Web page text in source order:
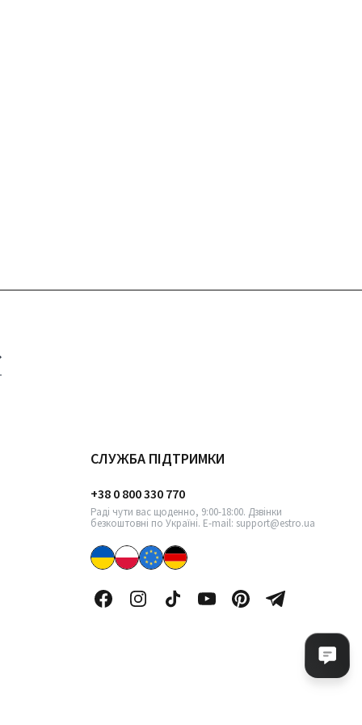
СЛУЖБА ПІДТРИМКИ
+38 0 800 330 770
Раді чути вас щоденно, 9:00-18:00. Дзвінки
безкоштовні по Україні. E-mail: support@estro.ua